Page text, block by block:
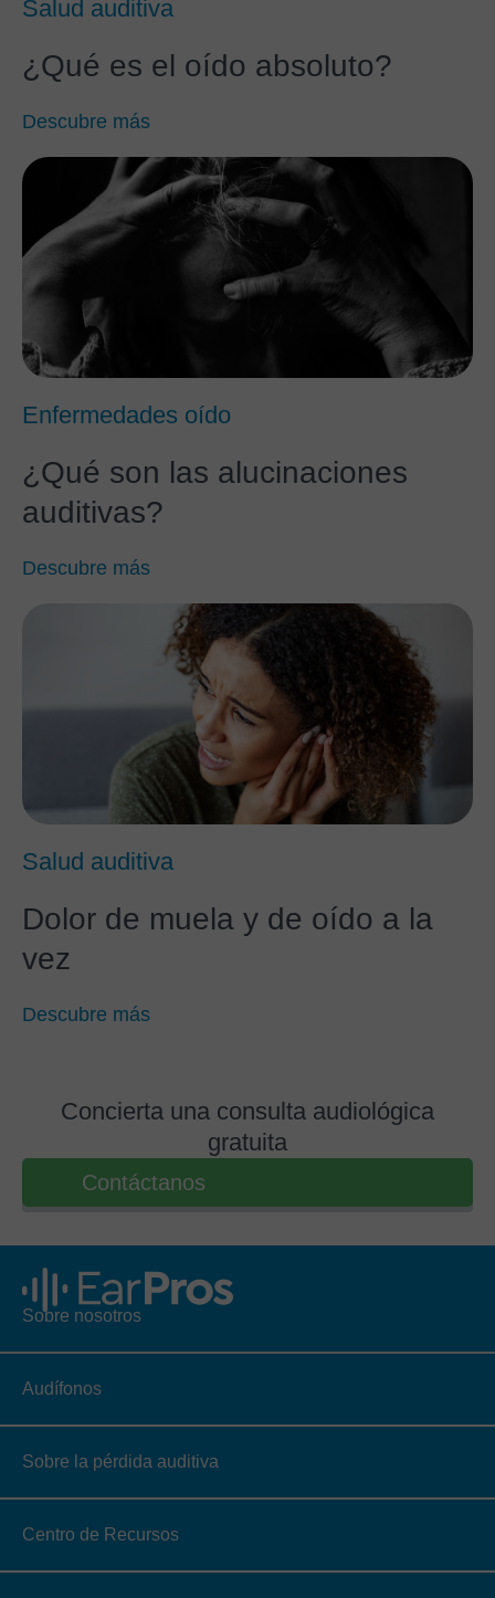
Salud auditiva
¿Qué es el oído absoluto?
Descubre más
Enfermedades oído
¿Qué son las alucinaciones
auditivas?
Descubre más
Salud auditiva
Dolor de muela y de oído a la
vez
Descubre más
Concierta una consulta audiológica
gratuita
Contáctanos
Sobre nosotros
Audífonos
Sobre la pérdida auditiva
Centro de Recursos